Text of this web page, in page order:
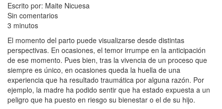
Escrito por: Maite Nicuesa
Sin comentarios
3 minutos
El momento del parto puede visualizarse desde distintas
perspectivas. En ocasiones, el temor irrumpe en la anticipación
de ese momento. Pues bien, tras la vivencia de un proceso que
siempre es único, en ocasiones queda la huella de una
experiencia que ha resultado traumática por alguna razón. Por
ejemplo, la madre ha podido sentir que ha estado expuesta a un
peligro que ha puesto en riesgo su bienestar o el de su hijo.